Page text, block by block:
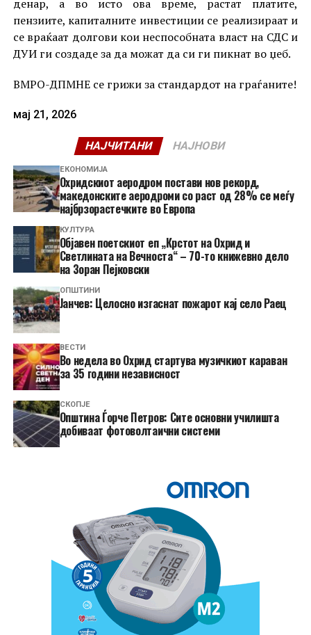
денар, а во исто ова време, растат платите,
пензиите, капиталните инвестиции се реализираат и
се враќаат долгови кои неспособната власт на СДС и
ДУИ ги создаде за да можат да си ги пикнат во џеб.
ВМРО-ДПМНЕ се грижи за стандардот на граѓаните!
мај 21, 2026
НАЈЧИТАНИ НАЈНОВИ
ЕКОНОМИЈА
Охридскиот аеродром постави нов рекорд,
македонските аеродроми со раст од 28% се меѓу
најбрзорастечките во Европа
КУЛТУРА
Објавен поетскиот еп „Крстот на Охрид и
Светлината на Вечноста“ – 70-то книжевно дело
на Зоран Пејковски
ОПШТИНИ
Јанчев: Целосно изгаснат пожарот кај село Раец
ВЕСТИ
Во недела во Охрид стартува музичкиот караван
за 35 години независност
СКОПЈЕ
Општина Ѓорче Петров: Сите основни училишта
добиваат фотоволтаични системи